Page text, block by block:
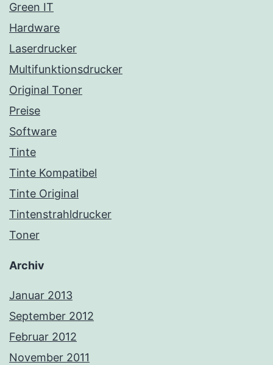
Green IT
Hardware
Laserdrucker
Multifunktionsdrucker
Original Toner
Preise
Software
Tinte
Tinte Kompatibel
Tinte Original
Tintenstrahldrucker
Toner
Archiv
Januar 2013
September 2012
Februar 2012
November 2011